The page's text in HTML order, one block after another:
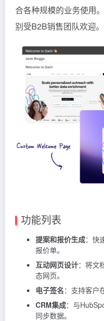
合各种规模的业务使用
别受B2B销售团队欢迎。
功能列表
提案和报价生成：快
报价单。
互动网页设计：将文
态网页。
电子签名：支持客户
CRM集成：与
同步数据。